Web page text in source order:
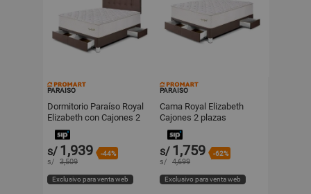
PARAISO
Dormitorio Paraíso Royal
Elizabeth con Cajones 2
plazas Chocolate
s/ 1,939 -44%
s/ 3,509
Exclusivo para venta web
PARAISO
Cama Royal Elizabeth
Cajones 2 plazas
Chocolate Paraiso
s/ 1,759 -62%
s/ 4,699
Exclusivo para venta web